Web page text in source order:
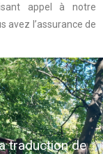
appel à notre
avez l’assurance de
traduction de